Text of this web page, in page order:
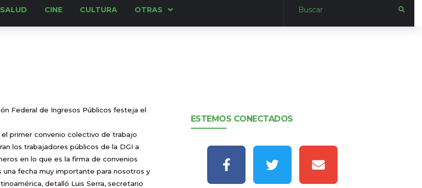
SALUD CINE CULTURA OTRAS
Federal de Ingresos Públicos festeja el
el primer convenio colectivo de trabajo
los trabajadores públicos de la DGI a
en lo que es la firma de convenios
fecha muy importante para nosotros y
detalló Luis Serra, secretario
ESTEMOS CONECTADOS